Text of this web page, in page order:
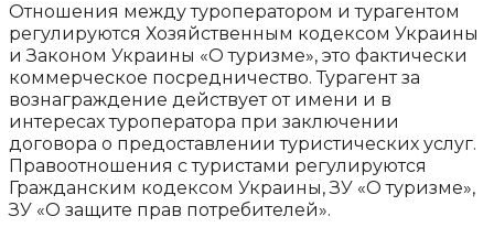
Отношения между туроператором и турагентом
регулируются Хозяйственным кодексом Украины
и Законом Украины «О туризме», это фактически
коммерческое посредничество. Турагент за
вознаграждение действует от имени и в
интересах туроператора при заключении
договора о предоставлении туристических услуг.
Правоотношения с туристами регулируются
Гражданским кодексом Украины, ЗУ «О туризме»,
ЗУ «О защите прав потребителей».